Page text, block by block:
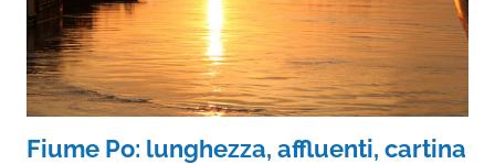
Fiume Po: lunghezza, affluenti, cartina